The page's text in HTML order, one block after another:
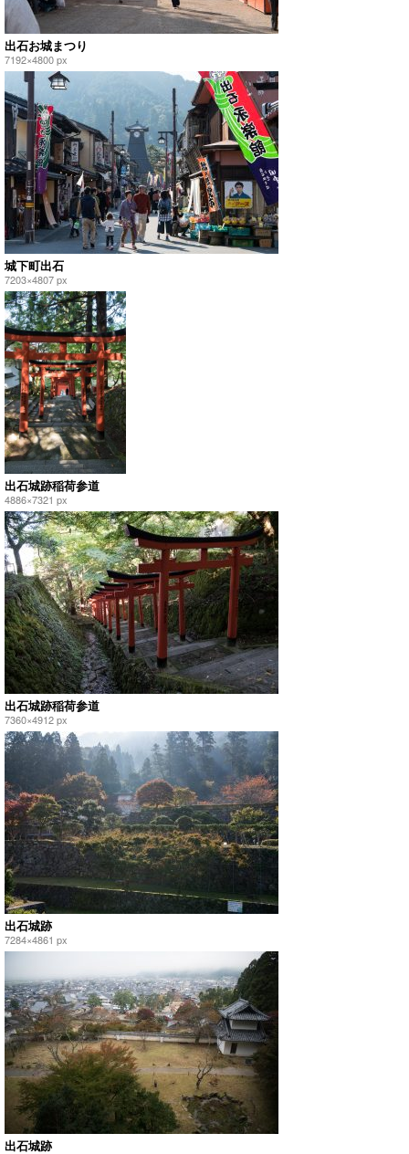
出石お城まつり
7192×4800 px
城下町出石
7203×4807 px
出石城跡稲荷参道
4886×7321 px
出石城跡稲荷参道
7360×4912 px
出石城跡
7284×4861 px
出石城跡